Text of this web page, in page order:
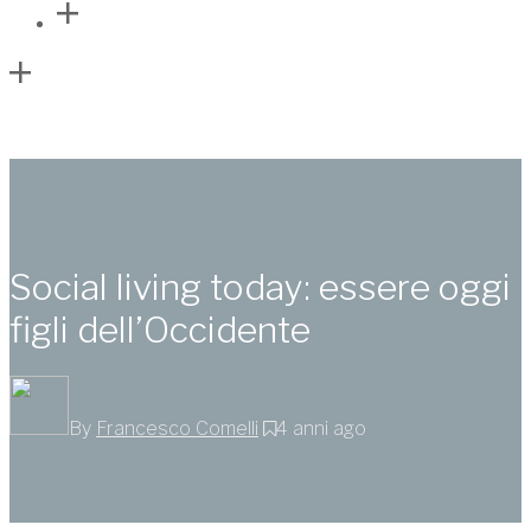
Social living today: essere oggi
figli dell’Occidente
By Francesco Comelli 4 anni ago